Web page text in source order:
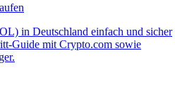
in Deutschland einfach und sicher
Guide mit Crypto.com sowie